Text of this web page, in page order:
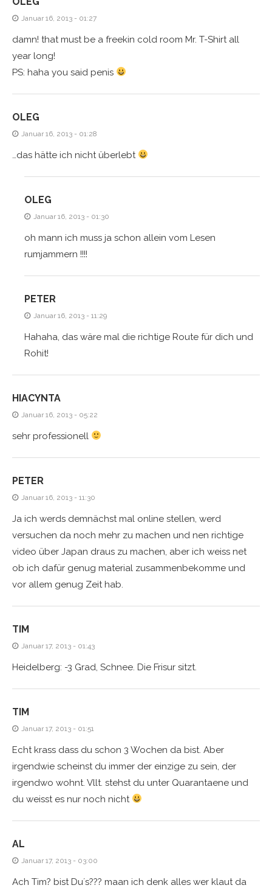
Januar 16, 2013 - 01:27
damn! that must be a freekin cold room Mr. T-Shirt all
year long!
PS: haha you said penis
OLEG
Januar 16, 2013 - 01:28
…das hätte ich nicht überlebt
OLEG
Januar 16, 2013 - 01:30
oh mann ich muss ja schon allein vom Lesen
rumjammern !!!!
PETER
Januar 16, 2013 - 11:29
Hahaha, das wäre mal die richtige Route für dich und
Rohit!
HIACYNTA
Januar 16, 2013 - 05:22
sehr professionell
PETER
Januar 16, 2013 - 11:30
Ja ich werds demnächst mal online stellen, werd
versuchen da noch mehr zu machen und nen richtige
video über Japan draus zu machen, aber ich weiss net
ob ich dafür genug material zusammenbekomme und
vor allem genug Zeit hab.
TIM
Januar 17, 2013 - 01:43
Heidelberg: -3 Grad, Schnee. Die Frisur sitzt.
TIM
Januar 17, 2013 - 01:51
Echt krass dass du schon 3 Wochen da bist. Aber
irgendwie scheinst du immer der einzige zu sein, der
irgendwo wohnt. Vllt. stehst du unter Quarantaene und
du weisst es nur noch nicht
AL
Januar 17, 2013 - 03:00
Ach Tim? bist Du´s??? maan ich denk alles wer klaut da